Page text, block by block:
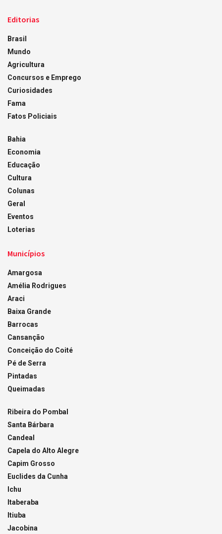
Editorias
Brasil
Mundo
Agricultura
Concursos e Emprego
Curiosidades
Fama
Fatos Policiais
Bahia
Economia
Educação
Cultura
Colunas
Geral
Eventos
Loterias
Municípios
Amargosa
Amélia Rodrigues
Araci
Baixa Grande
Barrocas
Cansanção
Conceição do Coité
Pé de Serra
Pintadas
Queimadas
Ribeira do Pombal
Santa Bárbara
Candeal
Capela do Alto Alegre
Capim Grosso
Euclides da Cunha
Ichu
Itaberaba
Itiuba
Jacobina